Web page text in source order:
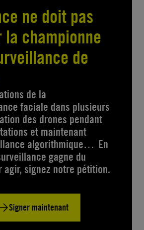
ne doit pas
la championne
de
de la
faciale dans plusieurs
des drones pendant
et maintenant
algorithmique… En
gagne du
agir, signez notre pétition.
Signer maintenant